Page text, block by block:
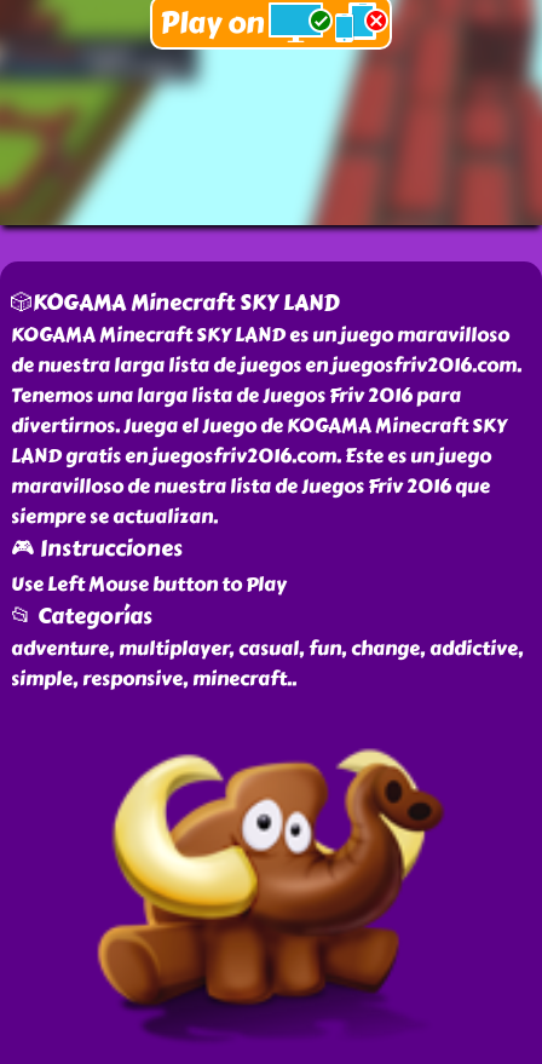
🎲KOGAMA Minecraft SKY LAND
KOGAMA Minecraft SKY LAND es un juego maravilloso
de nuestra larga lista de juegos en juegosfriv2016.com.
Tenemos una larga lista de Juegos Friv 2016 para
divertirnos. Juega el Juego de KOGAMA Minecraft SKY
LAND gratis en juegosfriv2016.com. Este es un juego
maravilloso de nuestra lista de Juegos Friv 2016 que
siempre se actualizan.
🎮 Instrucciones
Use Left Mouse button to Play
📂 Categorías
adventure, multiplayer, casual, fun, change, addictive,
simple, responsive, minecraft..